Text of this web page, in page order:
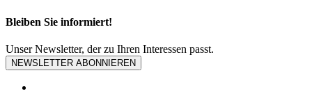
Bleiben Sie informiert!
Unser Newsletter, der zu Ihren Interessen passt.
NEWSLETTER ABONNIEREN